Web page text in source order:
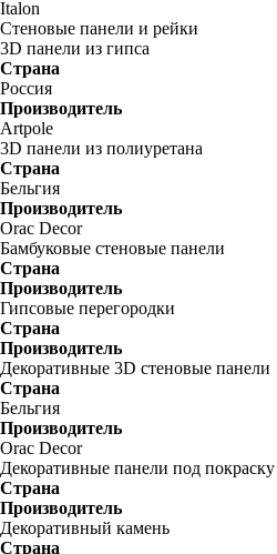
Italon
Стеновые панели и рейки
3D панели из гипса
Страна
Россия
Производитель
Artpole
3D панели из полиуретана
Страна
Бельгия
Производитель
Orac Decor
Бамбуковые стеновые панели
Страна
Производитель
Гипсовые перегородки
Страна
Производитель
Декоративные 3D стеновые панели
Страна
Бельгия
Производитель
Orac Decor
Декоративные панели под покраску
Страна
Производитель
Декоративный камень
Страна